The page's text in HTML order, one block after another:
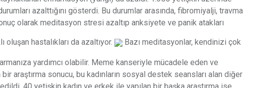
azalttığını gösterdi. Bu durumlar arasında, fibromiyalji, travma
olarak meditasyon stresi azaltıp anksiyete ve panik atakları
hastalıkları da azaltıyor. Bazı meditasyonlar, kendinizi çok
yardımcı olabilir. Meme kanseriyle mücadele eden ve
araştırma sonucu, bu kadınların sosyal destek seansları alan diğer